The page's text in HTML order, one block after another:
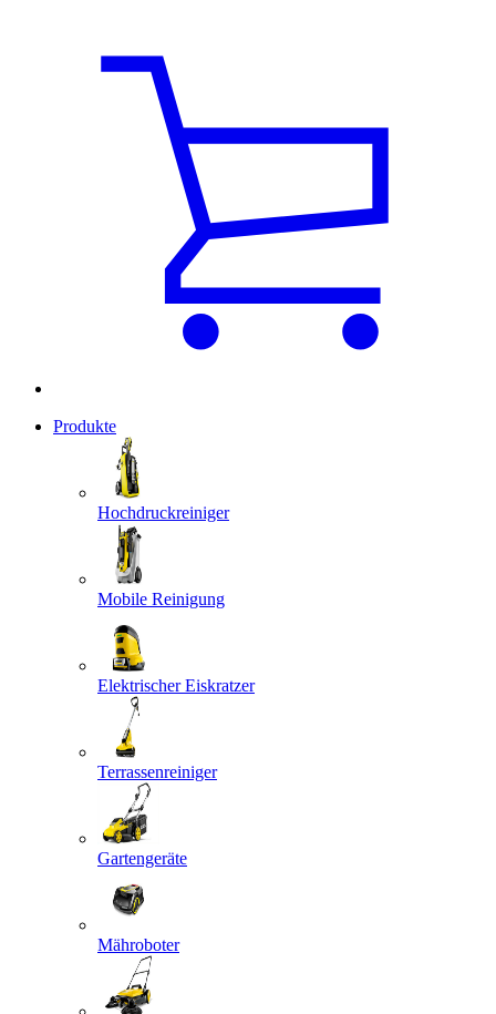
Produkte
Hochdruckreiniger
Mobile Reinigung
Elektrischer Eiskratzer
Terrassenreiniger
Gartengeräte
Mähroboter